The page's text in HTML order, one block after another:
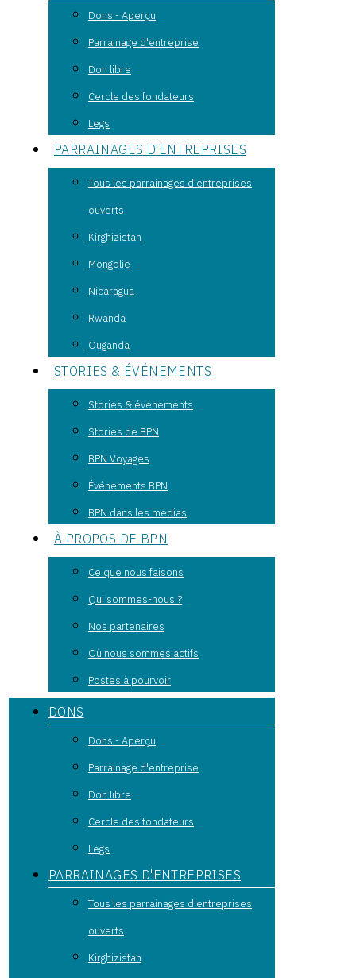
Dons - Aperçu
Parrainage d'entreprise
Don libre
Cercle des fondateurs
Legs
PARRAINAGES D'ENTREPRISES
Tous les parrainages d'entreprises
ouverts
Kirghizistan
Mongolie
Nicaragua
Rwanda
Ouganda
STORIES & ÉVÉNEMENTS
Stories & événements
Stories de BPN
BPN Voyages
Événements BPN
BPN dans les médias
À PROPOS DE BPN
Ce que nous faisons
Qui sommes-nous ?
Nos partenaires
Où nous sommes actifs
Postes à pourvoir
DONS
Dons - Aperçu
Parrainage d'entreprise
Don libre
Cercle des fondateurs
Legs
PARRAINAGES D'ENTREPRISES
Tous les parrainages d'entreprises
ouverts
Kirghizistan